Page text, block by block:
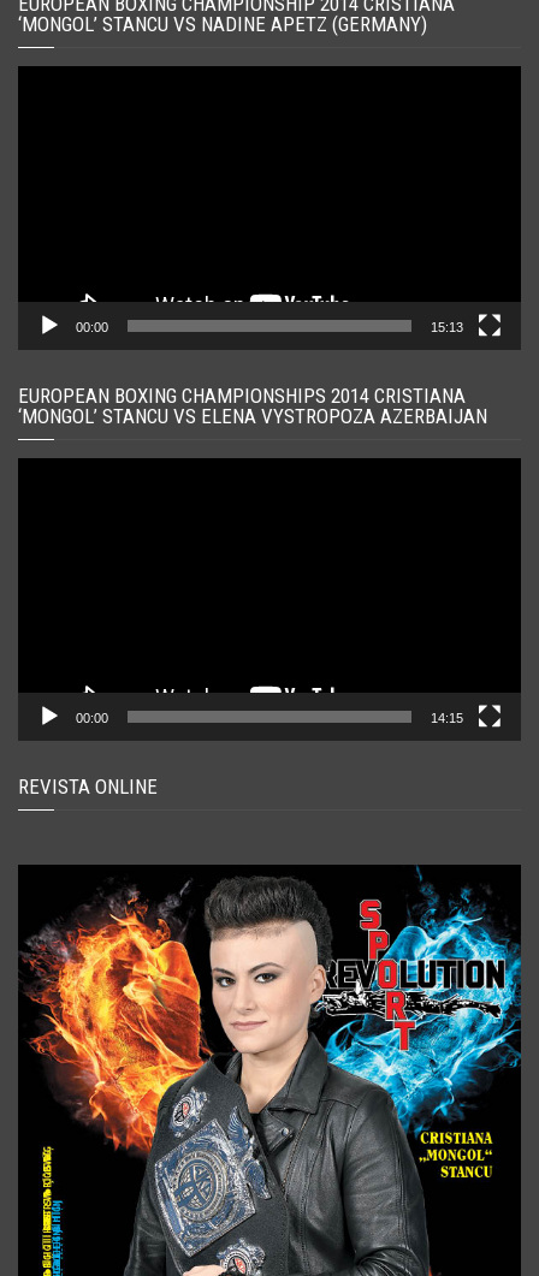
‘MONGOL’ STANCU VS NADINE APETZ (GERMANY)
00:00 15:13
EUROPEAN BOXING CHAMPIONSHIPS 2014 CRISTIANA
‘MONGOL’ STANCU VS ELENA VYSTROPOZA AZERBAIJAN
00:00 14:15
REVISTA ONLINE